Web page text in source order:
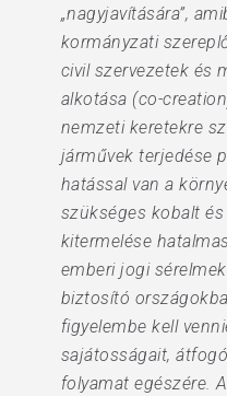
„nagyjavítására”,
kormányzati
civil szervezetek és
alkotása (co-
nemzeti keretekre
járművek terjedése
hatással van a
szükséges kobalt
kitermelése
emberi jogi
biztosító
figyelembe kell
sajátosságait,
folyamat egészére.